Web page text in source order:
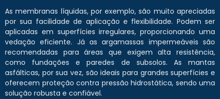
As membranas líquidas, por exemplo, são muito apreciadas
por sua facilidade de aplicação e flexibilidade. Podem ser
aplicadas em superfícies irregulares, proporcionando uma
vedação eficiente. Já as argamassas impermeáveis são
recomendadas para áreas que exigem alta resistência,
como fundações e paredes de subsolos. As mantas
asfálticas, por sua vez, são ideais para grandes superfícies e
oferecem proteção contra pressão hidrostática, sendo uma
solução robusta e confiável.